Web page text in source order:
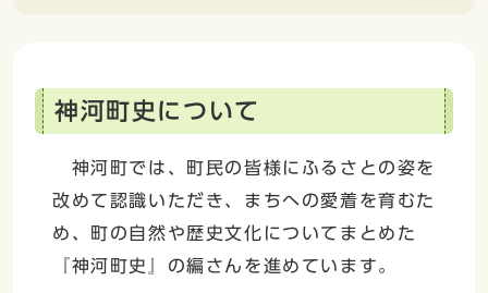
神河町史について
神河町では、町民の皆様にふるさとの姿を
改めて認識いただき、まちへの愛着を育むた
め、町の自然や歴史文化についてまとめた
『神河町史』の編さんを進めています。